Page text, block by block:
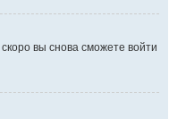
вы снова сможете войти